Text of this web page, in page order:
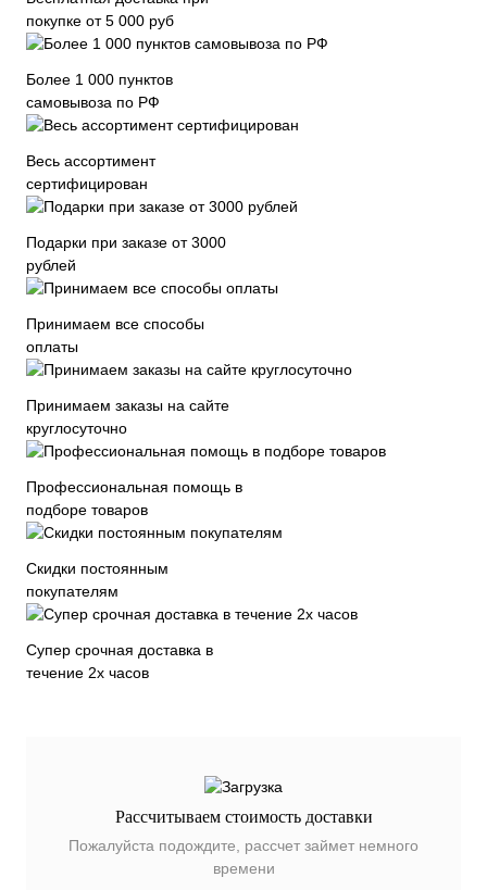
покупке от 5 000 руб
Более 1 000 пунктов
самовывоза по РФ
Весь ассортимент
сертифицирован
Подарки при заказе от 3000
рублей
Принимаем все способы
оплаты
Принимаем заказы на сайте
круглосуточно
Профессиональная помощь в
подборе товаров
Скидки постоянным
покупателям
Супер срочная доставка в
течение 2х часов
Рассчитываем стоимость доставки
Пожалуйста подождите, рассчет займет немного
времени